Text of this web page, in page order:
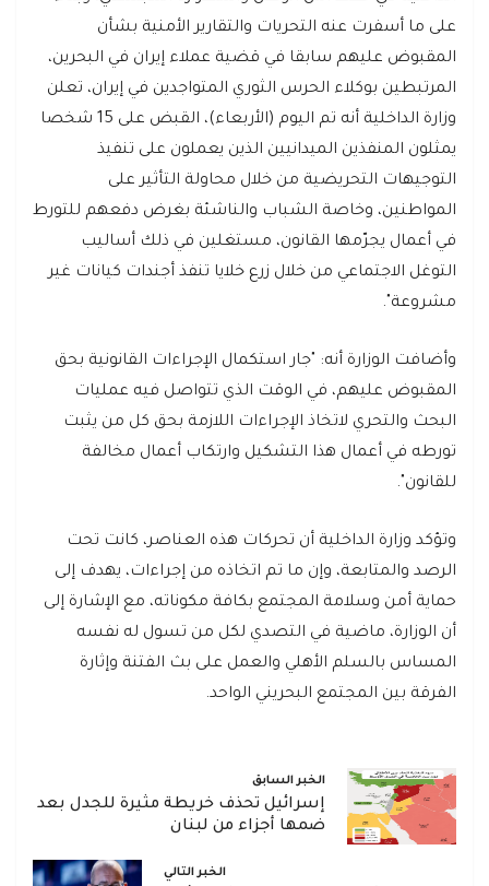
على ما أسفرت عنه التحريات والتقارير الأمنية بشأن
المقبوض عليهم سابقا في قضية عملاء إيران في البحرين،
المرتبطين بوكلاء الحرس الثوري المتواجدين في إيران، تعلن
وزارة الداخلية أنه تم اليوم (الأربعاء)، القبض على 15 شخصا
يمثلون المنفذين الميدانيين الذين يعملون على تنفيذ
التوجيهات التحريضية من خلال محاولة التأثير على
المواطنين، وخاصة الشباب والناشئة بغرض دفعهم للتورط
في أعمال يجرّمها القانون، مستغلين في ذلك أساليب
التوغل الاجتماعي من خلال زرع خلايا تنفذ أجندات كيانات غير
مشروعة".
وأضافت الوزارة أنه: "جار استكمال الإجراءات القانونية بحق
المقبوض عليهم، في الوقت الذي تتواصل فيه عمليات
البحث والتحري لاتخاذ الإجراءات اللازمة بحق كل من يثبت
تورطه في أعمال هذا التشكيل وارتكاب أعمال مخالفة
للقانون".
وتؤكد وزارة الداخلية أن تحركات هذه العناصر، كانت تحت
الرصد والمتابعة، وإن ما تم اتخاذه من إجراءات، يهدف إلى
حماية أمن وسلامة المجتمع بكافة مكوناته، مع الإشارة إلى
أن الوزارة، ماضية في التصدي لكل من تسول له نفسه
المساس بالسلم الأهلي والعمل على بث الفتنة وإثارة
الفرقة بين المجتمع البحريني الواحد.
الخبر السابق
إسرائيل تحذف خريطة مثيرة للجدل بعد
ضمها أجزاء من لبنان
الخبر التالي